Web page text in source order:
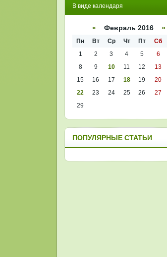
списк
В виде календаря
« Февраль 2016 »
Пн Вт Ср Чт Пт Сб
1
2 3 4 5 6
8
9 10 11 12 13
15
16 17 18 19 20
22
23 24 25 26 27
29
ПОПУЛЯРНЫЕ СТАТЬИ